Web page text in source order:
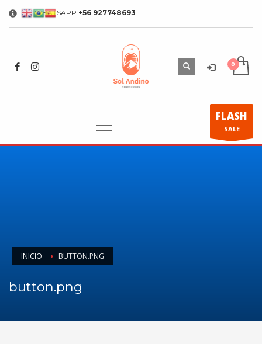
WHATSAPP +56 927748693
FLASH
SALE
INICIO BUTTON.PNG
button.png